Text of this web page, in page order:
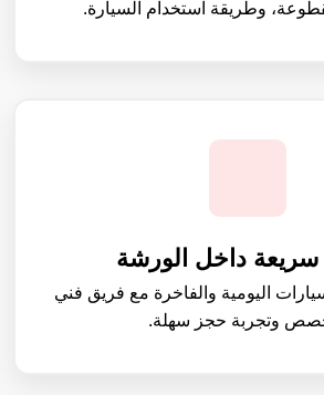
وطريقة استخدام السيارة.
سريعة داخل الورشة
اليومية والفاخرة مع فريق فني
وتجربة حجز سهلة.